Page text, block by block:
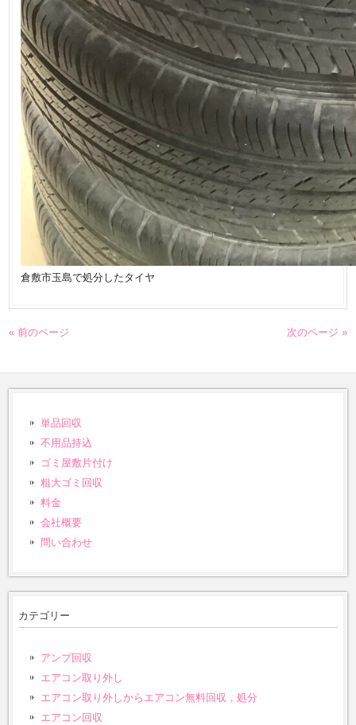
倉敷市玉島で処分したタイヤ
« 前のページ 次のページ »
単品回収
不用品持込
ゴミ屋敷片付け
粗大ゴミ回収
料金
会社概要
問い合わせ
カテゴリー
アンプ回収
エアコン取り外し
エアコン取り外しからエアコン無料回収，処分
エアコン回収